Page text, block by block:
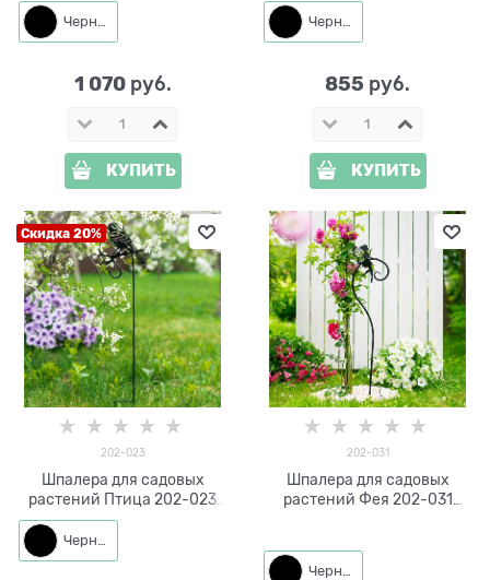
Черный
1 070 руб.
КУПИТЬ
Черный
855 руб.
КУПИТЬ
Скидка 20%
202-023
Шпалера для садовых
растений Птица 202-023
h=70 см
Черный
202-031
Шпалера для садовых
растений Фея 202-031
Черный